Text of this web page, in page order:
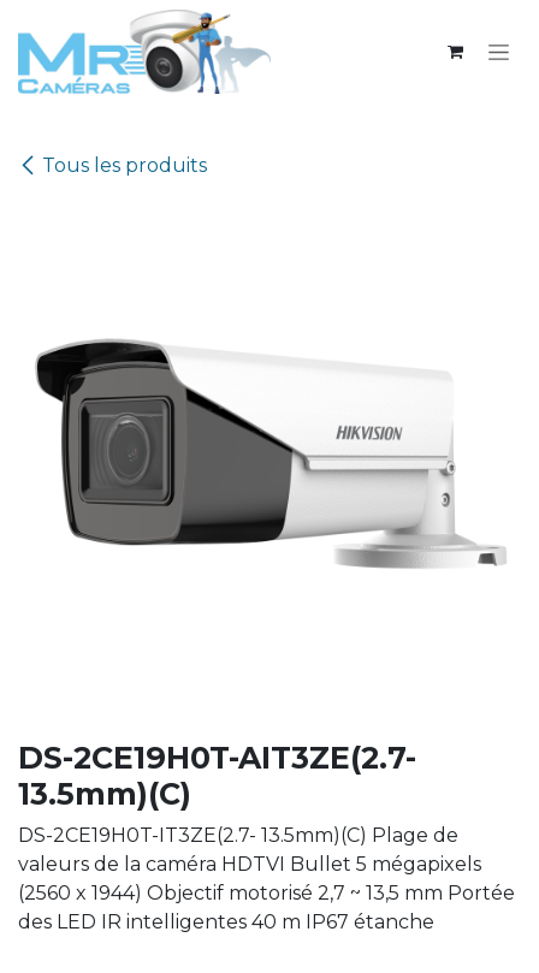
Se rendre au contenu
Tous les produits
DS-2CE19H0T-AIT3ZE(2.7-
13.5mm)(C)
DS-2CE19H0T-IT3ZE(2.7- 13.5mm)(C) Plage de
valeurs de la caméra HDTVI Bullet 5 mégapixels
(2560 x 1944) Objectif motorisé 2,7 ~ 13,5 mm Portée
des LED IR intelligentes 40 m IP67 étanche